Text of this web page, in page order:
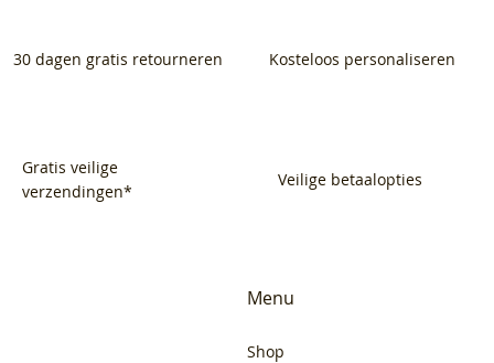
30 dagen gratis retourneren Kosteloos personaliseren
Gratis veilige
verzendingen*
Veilige betaalopties
Menu
Shop